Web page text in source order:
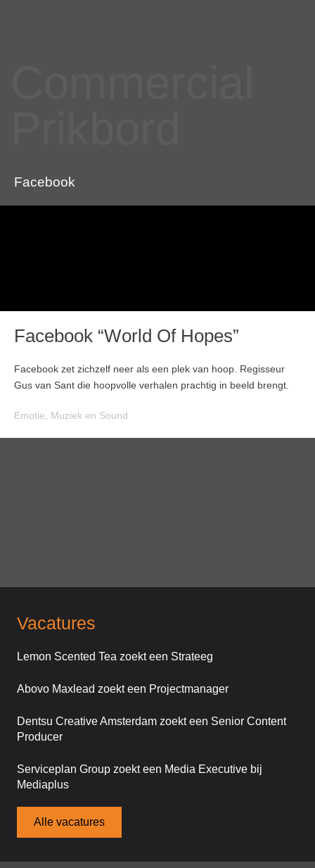
Facebook
Facebook “World Of Hopes”
Facebook zet zichzelf neer als een plek van hoop. Regisseur
Gus van Sant die hoopvolle verhalen prachtig in beeld brengt.
Emotie Muziek en Sound
Vacatures
Lemon Scented Tea zoekt een Strateeg
Abovo Maxlead zoekt een Projectmanager
Dentsu Creative Amsterdam zoekt een Senior Content
Producer
Serviceplan Group zoekt een Media Executive bij
Mediaplus
Alle vacatures